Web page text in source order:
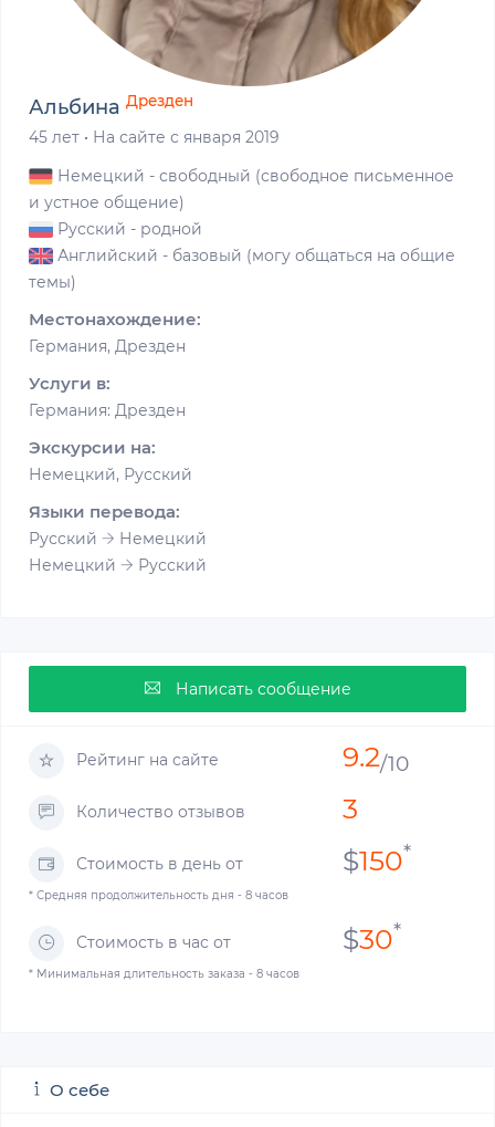
Альбина Дрезден
45 лет · На сайте с января 2019
Немецкий - свободный (свободное письменное
и устное общение)
Русский - родной
Английский - базовый (могу общаться на общие
темы)
Местонахождение:
Германия, Дрезден
Услуги в:
Германия: Дрезден
Экскурсии на:
Немецкий, Русский
Языки перевода:
Русский
Немецкий
Немецкий
Русский
Написать сообщение
Рейтинг на сайте 9.2/10
Количество отзывов 3
Стоимость в день от $150*
* Средняя продолжительность дня - 8 часов
Стоимость в час от $30*
* Минимальная длительность заказа - 8 часов
О себе